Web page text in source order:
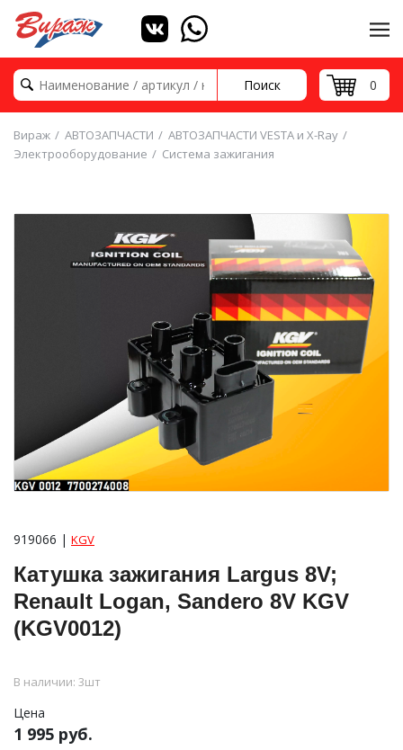
Поиск 0
Вираж АВТОЗАПЧАСТИ
АВТОЗАПЧАСТИ VESTA и X-Ray
Электрооборудование
Система зажигания
919066 | KGV
Катушка зажигания Largus 8V;
Renault Logan, Sandero 8V KGV
(KGV0012)
В наличии: 3шт
Цена
1 995 руб.